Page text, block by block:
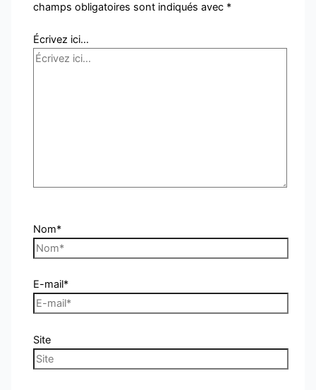
champs obligatoires sont indiqués avec *
Écrivez ici…
Nom*
E-mail*
Site